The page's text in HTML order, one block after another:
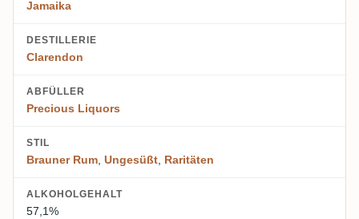
Jamaika
DESTILLERIE
Clarendon
ABFÜLLER
Precious Liquors
STIL
Brauner Rum, Ungesüßt, Raritäten
ALKOHOLGEHALT
57,1%